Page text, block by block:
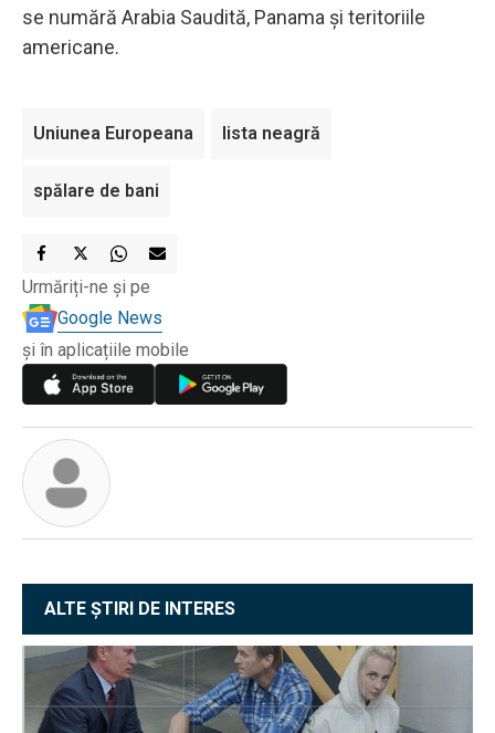
se numără Arabia Saudită, Panama şi teritoriile
americane.
Uniunea Europeana lista neagră
spălare de bani
Urmăriți-ne și pe
Google News
și în aplicațiile mobile
ALTE ȘTIRI DE INTERES